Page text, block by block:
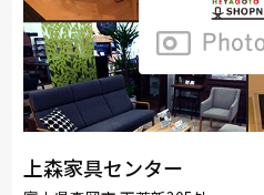
上森家具センター